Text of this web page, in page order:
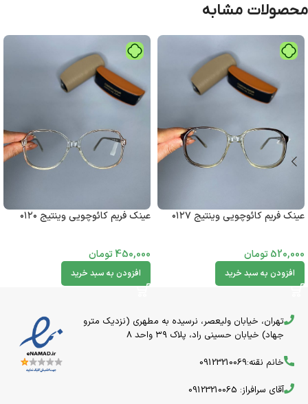
محصولات مشابه
عینک فریم کائوچویی وینتیج ۰۱۲۷
520,000تومان
افزودن به سبد خرید
عینک فریم کائوچویی وینتیج ۰۱۲۰
450,000تومان
افزودن به سبد خرید
تهران، خیابان ولیعصر، نرسیده به مطهری (نزدیک مترو
جهاد) خیابان حسینی راد، پلاک ۳۹ واحد 8
خانم نقنه:09123210069
آقای سرافراز: 09123210065